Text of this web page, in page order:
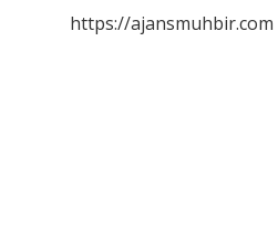
https://ajansmuhbir.com